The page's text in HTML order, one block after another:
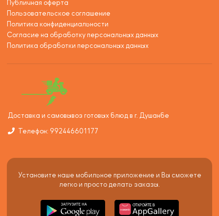
Публичная оферта
Пользовательское соглашение
Политика конфиденциальности
Согласие на обработку персональных данных
Политика обработки персональных данных
Доставка и самовывоз готовых блюд в г. Душанбе
Телефон: 992446601177
Установите наше мобильное приложение и Вы сможете
легко и просто делать заказы.